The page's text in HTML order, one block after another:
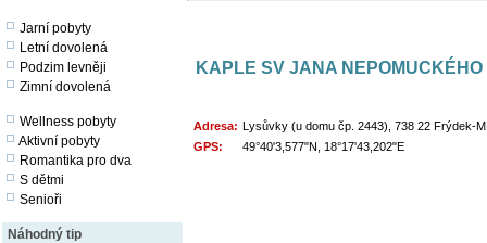
Jarní pobyty
Letní dovolená
Podzim levněji
Zimní dovolená
Wellness pobyty
Aktivní pobyty
Romantika pro dva
S dětmi
Senioři
Náhodný tip
KAPLE SV JANA
Adresa: Lysůvky (u domu čp. 2443), 738 22 Frýdek-
GPS:
49°40'3,577"N, 18°17'43,202"E